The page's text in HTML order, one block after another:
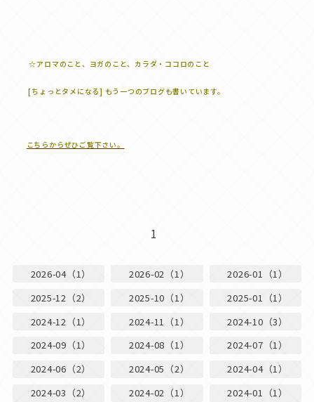
☆アロマのこと、ヨガのこと、カラダ・ココロのこと
[ちょっとタメになる] もう一つのブログも書いています。
こちらからぜひご覧下さい。
1
2026-04（1） 2026-02（1）
2026-01（1）
2025-12（2）
2025-10（1）
2025-01（1）
2024-12（1）
2024-11（1）
2024-10（3）
2024-09（1）
2024-08（1）
2024-07（1）
2024-06（2）
2024-05（2）
2024-04（1）
2024-03（2）
2024-02（1）
2024-01（1）